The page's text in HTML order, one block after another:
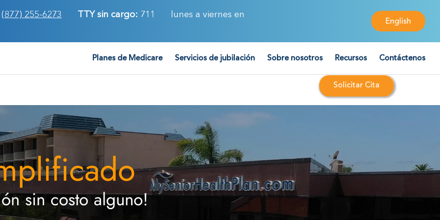
(877) 255-6273 TTY sin cargo: 711 lunes a viernes en
English
Planes de Medicare Servicios de jubilación Sobre nosotros Recursos Contáctenos
Solicitar Cita
sin costo alguno!